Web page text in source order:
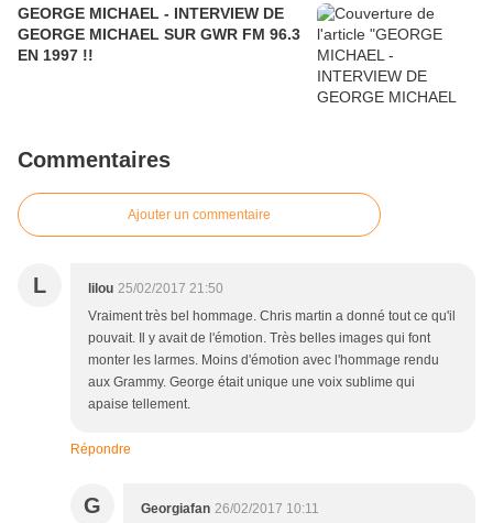
GEORGE MICHAEL - INTERVIEW DE
GEORGE MICHAEL SUR GWR FM 96.3
EN 1997 !!
Commentaires
Ajouter un commentaire
L lilou 25/02/2017 21:50
Vraiment très bel hommage. Chris martin a donné tout ce qu'il
pouvait. Il y avait de l'émotion. Très belles images qui font
monter les larmes. Moins d'émotion avec l'hommage rendu
aux Grammy. George était unique une voix sublime qui
apaise tellement.
Répondre
G Georgiafan 26/02/2017 10:11